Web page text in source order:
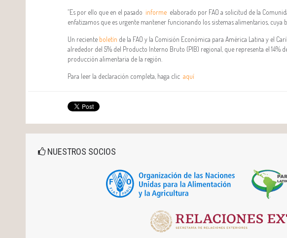
“Es por ello que en el pasado informe elaborado por FAO a solicitud de la
enfatizamos que es urgente mantener funcionando los sistemas alimentarios, cuya
Un reciente boletín de la FAO y la Comisión Económica para América Latina y el
alrededor del 5% del Producto Interno Bruto (PIB) regional, que representa el 14%
producción alimentaria de la región.
Para leer la declaración completa, haga clic aquí
NUESTROS SOCIOS